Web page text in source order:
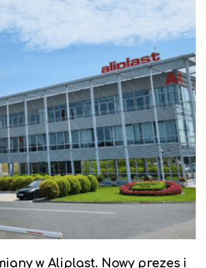
w Aliplast. Nowy prezes i